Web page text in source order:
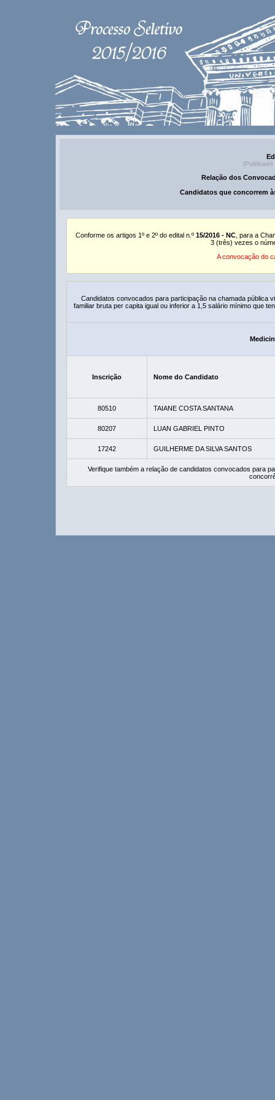
(Publicado
Relação dos
Candidatos que concorrem
Conforme os artigos 1º e 2º do edital n.º 15/2016 - NC , para a
3 (três) vezes o
A convocação do
Candidatos convocados para participação na chamada pública
familiar bruta per capita igual ou inferior a 1,5 salário mínimo que
Inscrição Nome do Candidato
80510 TAIANE COSTA SANTANA
80207 LUAN GABRIEL PINTO
17242 GUILHERME DA SILVA SANTOS
Verifique também a relação de candidatos convocados para